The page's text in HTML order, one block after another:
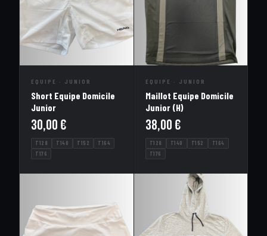
EQUIPE · JUNIOR
Short Equipe Domicile
Junior
30,00 €
T128 T140 T152
T164
T176
EQUIPE · JUNIOR
Maillot Equipe Domicile
Junior (H)
38,00 €
T128 T140 T152
T164
T176